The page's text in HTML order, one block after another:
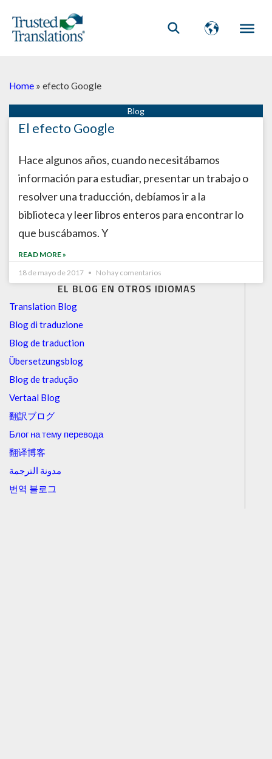
EL BLOG EN OTROS IDIOMAS
Translation Blog
Blog di traduzione
Blog de traduction
Übersetzungsblog
Blog de tradução
Vertaal Blog
翻訳ブログ
Блог на тему перевода
翻译博客
مدونة الترجمة
번역 블로그
Home » efecto Google
El efecto Google
Hace algunos años, cuando necesitábamos
información para estudiar, presentar un trabajo o
resolver una traducción, debíamos ir a la
biblioteca y leer libros enteros para encontrar lo
que buscábamos. Y
READ MORE »
18 de mayo de 2017
No hay comentarios